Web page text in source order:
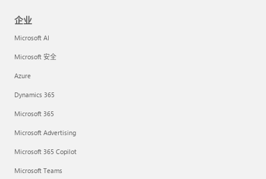
企业
Microsoft AI
Microsoft 安全
Azure
Dynamics 365
Microsoft 365
Microsoft Advertising
Microsoft 365 Copilot
Microsoft Teams